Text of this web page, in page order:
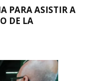
PARA ASISTIR A
DE LA